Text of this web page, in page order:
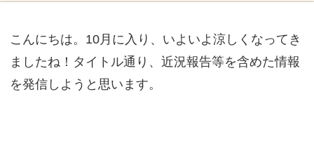
こんにちは。10月に入り、いよいよ涼しくなってき
ましたね！タイトル通り、近況報告等を含めた情報
を発信しようと思います。